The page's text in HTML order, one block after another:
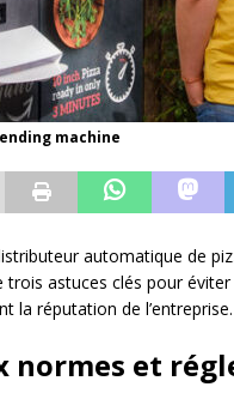
machine
automatique de
astuces clés pour
la réputation de l’entreprise.
et